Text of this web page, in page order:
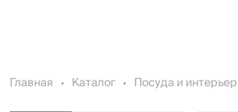
Главная Каталог Посуда и интерьер